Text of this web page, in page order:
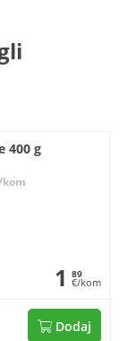
400 g
kom
1 89
€/kom
Dodaj